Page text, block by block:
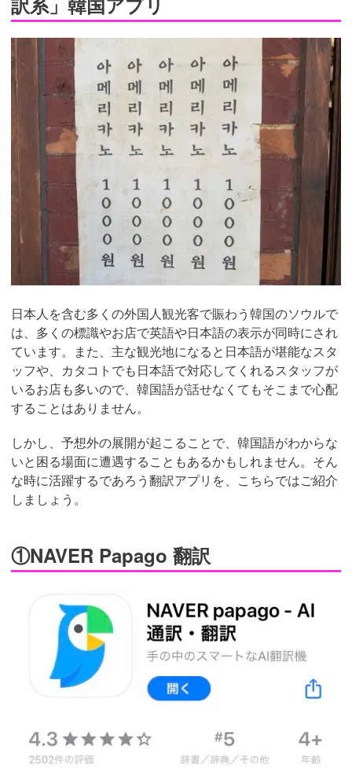
日本人を含む多くの外国人観光客で賑わう韓国のソウルで
は、多くの標識やお店で英語や日本語の表示が同時にされ
ています。また、主な観光地になると日本語が堪能なスタ
ッフや、カタコトでも日本語で対応してくれるスタッフが
いるお店も多いので、韓国語が話せなくてもそこまで心配
することはありません。
しかし、予想外の展開が起こることで、韓国語がわからな
いと困る場面に遭遇することもあるかもしれません。そん
な時に活躍するであろう翻訳アプリを、こちらではご紹介
しましょう。
①NAVER Papago 翻訳